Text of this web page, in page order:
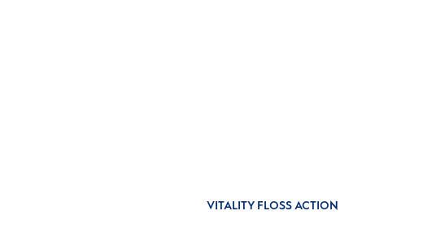
VITALITY FLOSS ACTION